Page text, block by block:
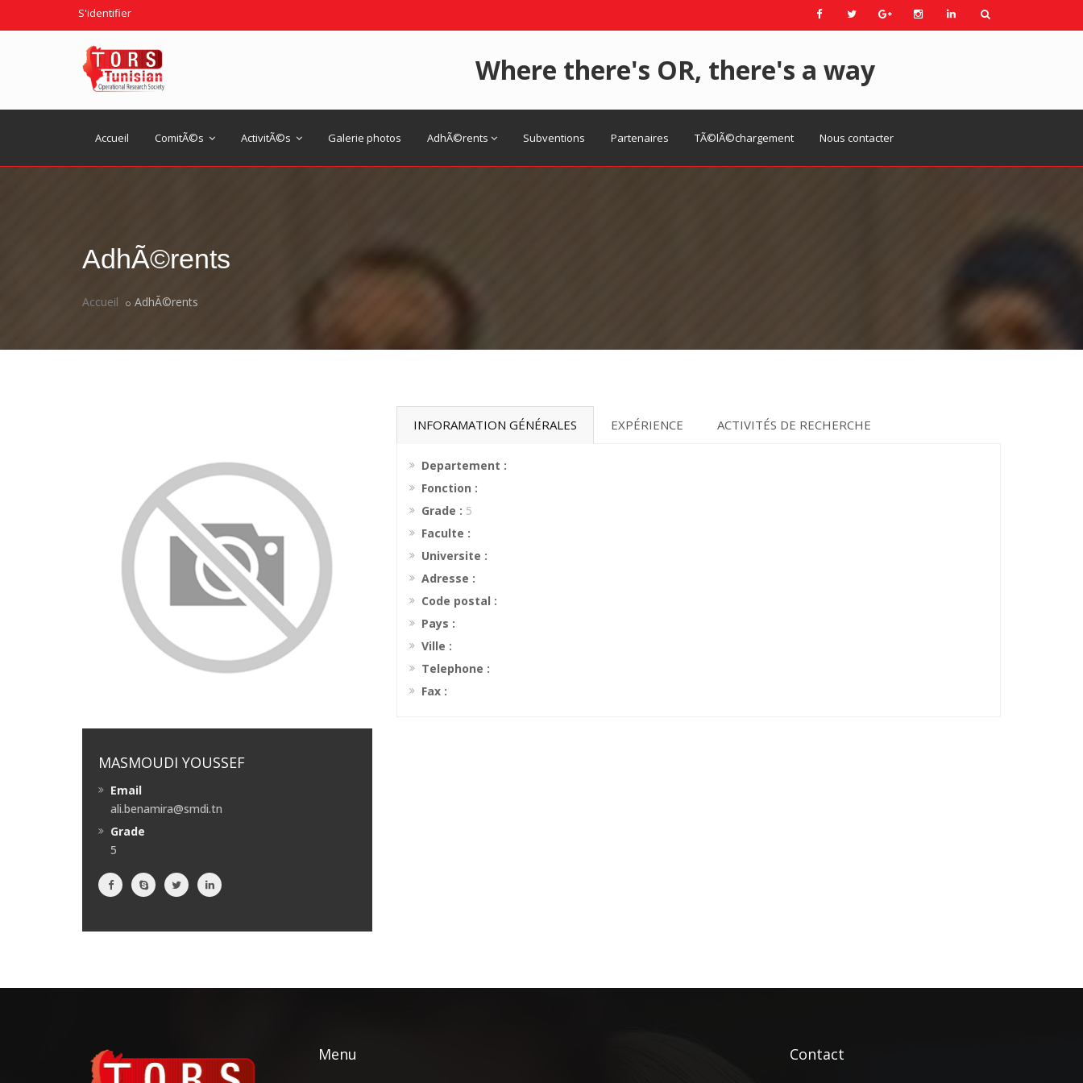
S'identifier
Where there's OR, there's a way
Accueil ComitÃ©s ActivitÃ©s Galerie photos AdhÃ©rents Subventions Partenaires TÃ©lÃ©chargement Nous contacter
AdhÃ©rents
Accueil AdhÃ©rents
MASMOUDI YOUSSEF
Email
ali.benamira@smdi.tn
Grade
5
INFORAMATION GÉNÉRALES EXPÉRIENCE ACTIVITÉS DE RECHERCHE
Departement :
Fonction :
Grade : 5
Faculte :
Universite :
Adresse :
Code postal :
Pays :
Ville :
Telephone :
Fax :
Menu Contact